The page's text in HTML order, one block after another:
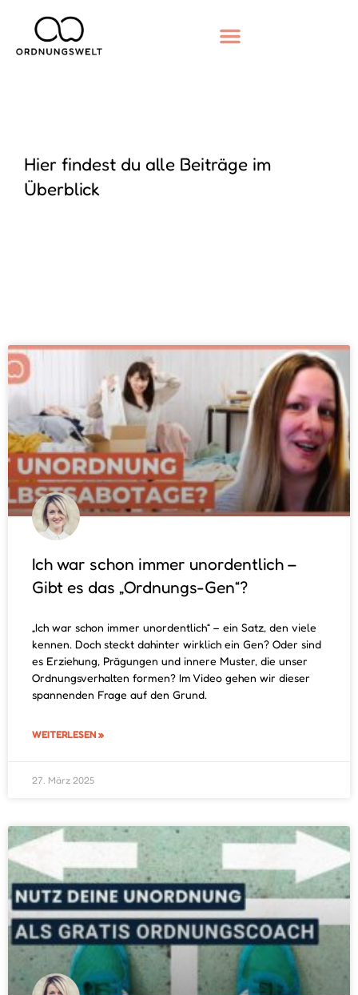
Hier findest du alle Beiträge im
Überblick
Ich war schon immer unordentlich –
Gibt es das „Ordnungs-Gen“?
„Ich war schon immer unordentlich“ – ein Satz, den viele
kennen. Doch steckt dahinter wirklich ein Gen? Oder sind
es Erziehung, Prägungen und innere Muster, die unser
Ordnungsverhalten formen? Im Video gehen wir dieser
spannenden Frage auf den Grund.
WEITERLESEN »
27. März 2025